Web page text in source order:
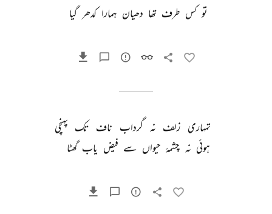
تو کس طرف تھا دھیان ہمارا کدھر گیا
تمہاری زلف نہ گرداب ناف تک پہنچی
ہوئی نہ چشمۂ حیواں سے فیض یاب گھٹا